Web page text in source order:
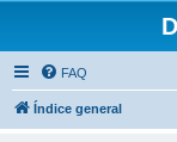
FAQ
Índice general